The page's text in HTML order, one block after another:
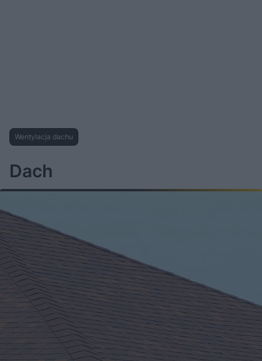
Wentylacja dachu
Dach